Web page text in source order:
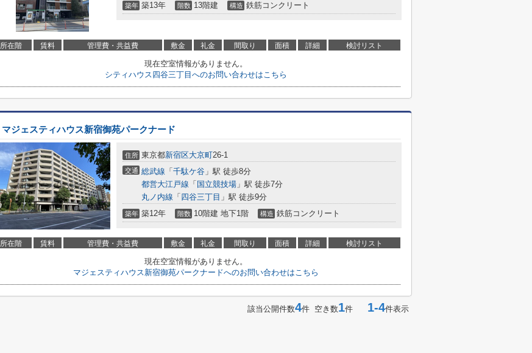
築年 築13年 階数 13階建 構造 鉄筋コンクリート
所在階 賃料 管理費・共益費 敷金 礼金 間取り 面積 詳細 検討リスト
現在空室情報がありません。
シティハウス四谷三丁目へのお問い合わせはこちら
マジェスティハウス新宿御苑パークナード
住所 東京都新宿区大京町26-1
交通 総武線 「 千駄ケ谷 」駅 徒歩8分
都営大江戸線 「 国立競技場 」駅 徒歩7分
丸ノ内線 「 四谷三丁目 」駅 徒歩9分
築年 築12年 階数 10階建 地下1階 構造 鉄筋コンクリート
所在階 賃料 管理費・共益費 敷金 礼金 間取り 面積 詳細 検討リスト
現在空室情報がありません。
マジェスティハウス新宿御苑パークナードへのお問い合わせはこちら
該当公開件数4件 空き数1件 1-4件表示